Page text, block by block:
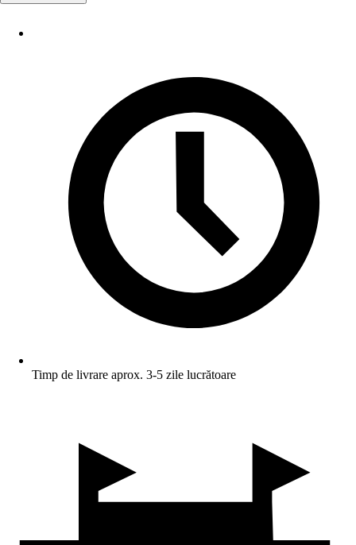
Timp de livrare aprox. 3-5 zile lucrătoare